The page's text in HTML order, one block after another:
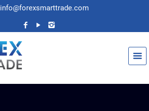
info@forexsmarttrade.com